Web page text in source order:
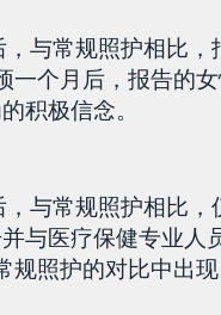
，与常规照护相比
一个月后，报告的
积极信念。
与常规照护相比
与医疗保健专业
规照护的对比中出